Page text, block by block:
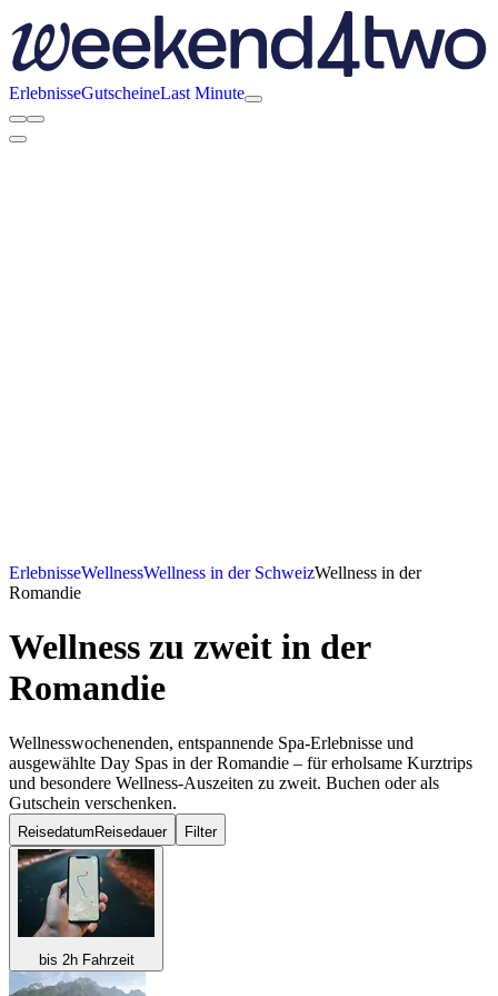
ErlebnisseGutscheineLast Minute
ErlebnisseWellnessWellness in der SchweizWellness in der
Romandie
Wellness zu zweit in der
Romandie
Wellnesswochenenden, entspannende Spa-Erlebnisse und
ausgewählte Day Spas in der Romandie – für erholsame Kurztrips
und besondere Wellness-Auszeiten zu zweit. Buchen oder als
Gutschein verschenken.
Reisedatum Reisedauer Filter
bis 2h Fahrzeit